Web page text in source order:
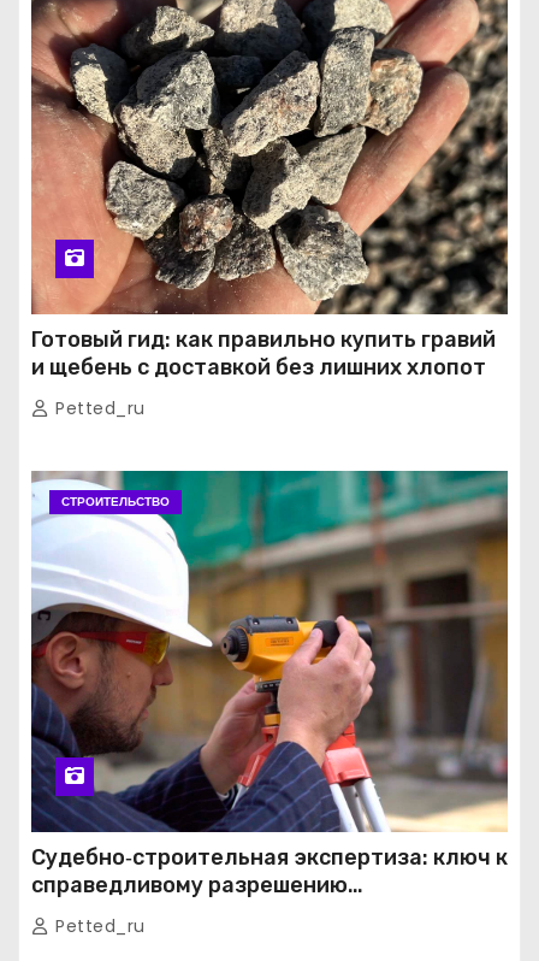
Готовый гид: как правильно купить гравий
и щебень с доставкой без лишних хлопот
Petted_ru
СТРОИТЕЛЬСТВО
Судебно‑строительная экспертиза: ключ к
справедливому разрешению
строительных споров
Petted_ru